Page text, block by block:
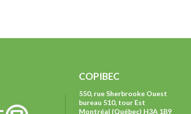
COPIBEC
550, rue Sherbrooke Ouest
bureau 510, tour Est
Montréal (Québec) H3A 1B9